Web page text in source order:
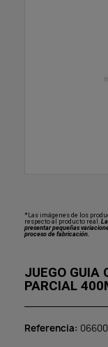
*Las imágenes de los
respecto al producto real.
presentar pequeñas
proceso de fabricación.
JUEGO GUIA
PARCIAL
Referencia 06600